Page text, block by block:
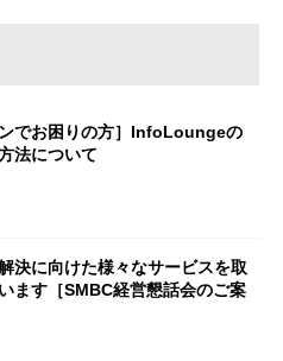
ンでお困りの方］InfoLoungeの
法について
決に向けた様々なサービスを取
ます［SMBC経営懇話会のご案